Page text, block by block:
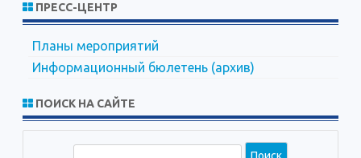
ПРЕСС-ЦЕНТР
Планы мероприятий
Информационный бюлетень (архив)
ПОИСК НА САЙТЕ